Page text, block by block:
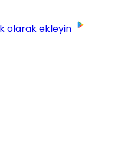
olarak ekleyin